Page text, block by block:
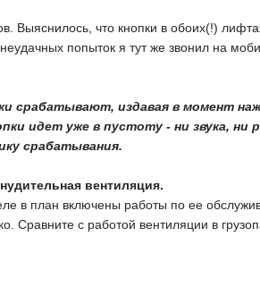
Выяснилось, что кнопки в обоих(!)
попыток я тут же звонил на
срабатывают, издавая в момент
идет уже в пустоту - ни звука, ни
срабатывания.
вентиляция.
в план включены работы по ее
Сравните с работой вентиляции в